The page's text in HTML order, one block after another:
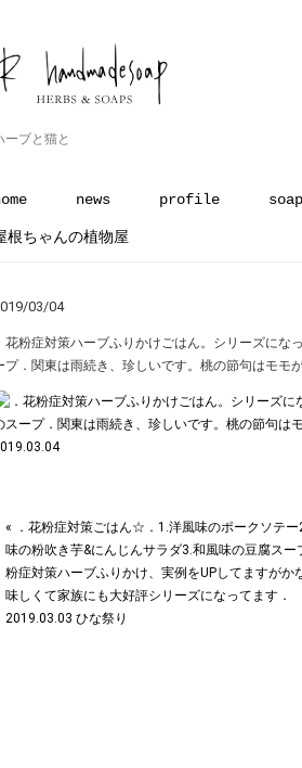
ーブと猫と
news profile
根ちゃんの植物屋
03/04
花粉症対策ハーブふりかけごはん。シリーズに
プ．関東は雨続き、珍しいです。桃の節句はモ
« ．花粉症対策ごはん☆．1.洋風味のポークソテー
味の粉吹き芋&にんじんサラダ3.和風味の豆腐スー
粉症対策ハーブふりかけ、実例をUPしてますがか
味しくて家族にも大好評シリーズになってます．
2019.03.03 ひな祭り